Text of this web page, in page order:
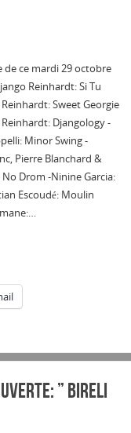
de ce mardi 29 octobre
Reinhardt: Si Tu
Sweet Georgie
Djangology -
Minor Swing -
Pierre Blanchard &
No Drom -Ninine Garcia:
Escoudé: Moulin
” Bireli